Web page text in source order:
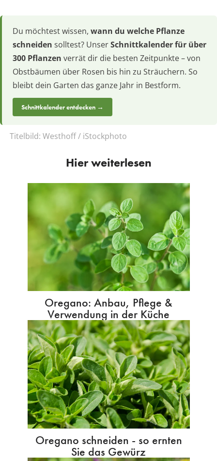
Du möchtest wissen, wann du welche Pflanze
schneiden solltest? UnserSchnittkalender für über
300 Pflanzen verrät dir die besten Zeitpunkte – von
Obstbäumen über Rosen bis hin zu Sträuchern. So
bleibt dein Garten das ganze Jahr in Bestform.
Schnittkalender entdecken →
Titelbild: Westhoff / iStockphoto
Hier weiterlesen
Oregano: Anbau, Pflege &
Verwendung in der Küche
Oregano schneiden - so ernten
Sie das Gewürz